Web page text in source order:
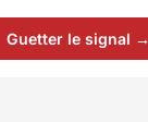
Guetter le signal →